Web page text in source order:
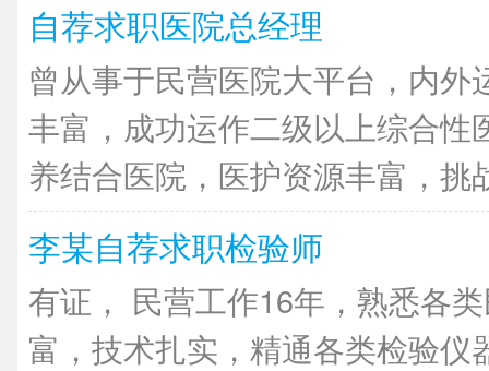
自荐求职医院总经理
曾从事于民营医院大平台，内外
丰富，成功运作二级以上综合性
养结合医院，医护资源丰富，挑
李某自荐求职检验师
有证， 民营工作16年，熟悉各
富，技术扎实，精通各类检验仪